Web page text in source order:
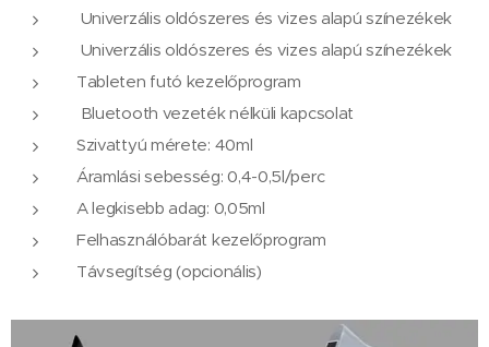
Univerzális oldószeres és vizes alapú színezékek
Univerzális oldószeres és vizes alapú színezékek
Tableten futó kezelőprogram
Bluetooth vezeték nélküli kapcsolat
Szivattyú mérete: 40ml
Áramlási sebesség: 0,4-0,5l/perc
A legkisebb adag: 0,05ml
Felhasználóbarát kezelőprogram
Távsegítség (opcionális)